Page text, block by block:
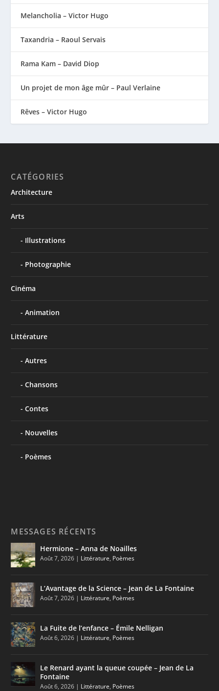
Melancholia – Victor Hugo
Taxandria – Raoul Servais
Rama Kam – David Diop
Un projet de mon âge mûr – Paul Verlaine
Rêves – Victor Hugo
CATÉGORIES
Architecture
Arts
Illustrations
Photographie
Cinéma
Animation
Littérature
Autres
Chansons
Contes
Nouvelles
Poèmes
MESSAGES RÉCENTS
Hermione – Anna de Noailles
Août 7, 2026 | Littérature, Poèmes
L’Avantage de la Science – Jean de La Fontaine
Août 7, 2026 | Littérature, Poèmes
La Fuite de l’enfance – Émile Nelligan
Août 6, 2026 | Littérature, Poèmes
Le Renard ayant la queue coupée – Jean de La
Fontaine
Août 6, 2026 | Littérature, Poèmes